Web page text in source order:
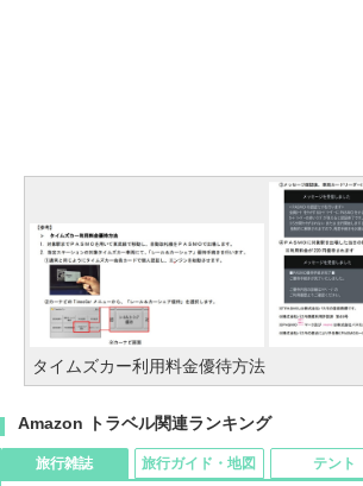
タイムズカー利用料金優待方法
Amazon トラベル関連ランキング
旅行雑誌 旅行ガイド・地図 テント